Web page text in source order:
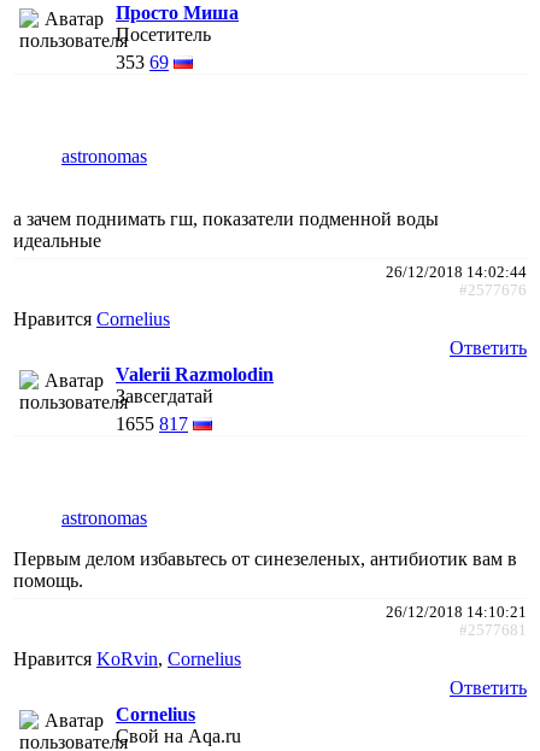
Просто Миша
Посетитель
353 69
astronomas
а зачем поднимать гш, показатели подменной воды
идеальные
26/12/2018 14:02:44
#2577676
Нравится Cornelius
Ответить
Valerii Razmolodin
Завсегдатай
1655 817
astronomas
Первым делом избавьтесь от синезеленых, антибиотик вам в
помощь.
26/12/2018 14:10:21
#2577681
Нравится KoRvin, Cornelius
Ответить
Cornelius
Свой на Aqa.ru